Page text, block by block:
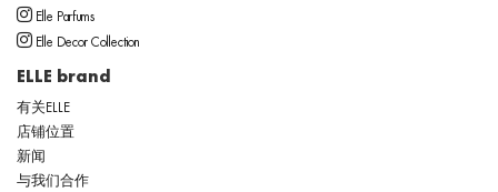
Elle Parfums
Elle Decor Collection
ELLE brand
有关ELLE
店铺位置
新闻
与我们合作